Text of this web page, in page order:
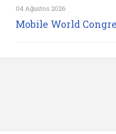
04 Ağustos 2026
Mobile World